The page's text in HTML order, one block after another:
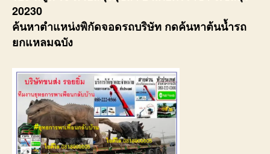
20230
ค้นหาตำแหน่งพิกัดจอดรถบริษัท กดค้นหาต้นน้ำรถ
ยกแหลมฉบัง